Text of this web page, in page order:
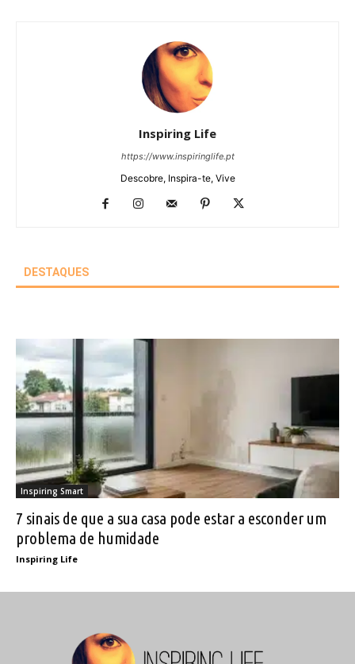
Inspiring Life
https://www.inspiringlife.pt
Descobre, Inspira-te, Vive
DESTAQUES
Inspiring Smart
7 sinais de que a sua casa pode estar a esconder um
problema de humidade
Inspiring Life